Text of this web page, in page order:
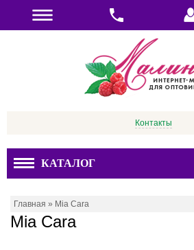
Контакты
КАТАЛОГ
Главная » Mia Cara
Mia Cara